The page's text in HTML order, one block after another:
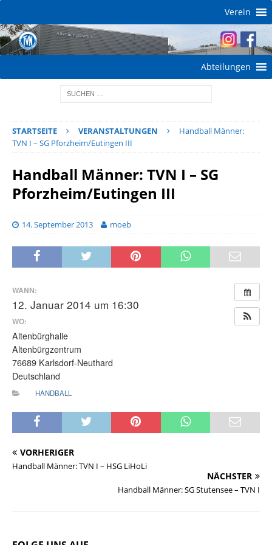
Verein
Abteilungen
STARTSEITE VERANSTALTUNGEN
Handball Männer:
TVN I – SG Pforzheim/Eutingen III
Handball Männer: TVN I – SG
Pforzheim/Eutingen III
14. September 2013 moeb
WANN:
12. Januar 2014 um 16:30
WO:
Altenbürghalle
Altenbürgzentrum
76689 Karlsdorf-Neuthard
Deutschland
HANDBALL
VORHERIGER
Handball Männer: TVN I – HSG LiHoLi
NÄCHSTER
Handball Männer: SG Stutensee – TVN I